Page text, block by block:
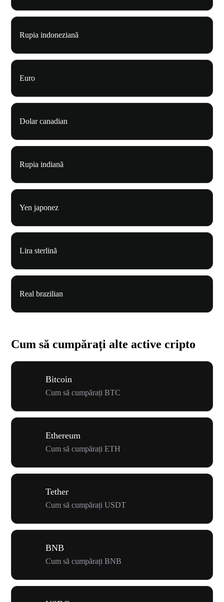
Rupia indoneziană
Euro
Dolar canadian
Rupia indiană
Yen japonez
Lira sterlină
Real brazilian
Cum să cumpărați alte active cripto
Bitcoin
Cum să cumpărați BTC
Ethereum
Cum să cumpărați ETH
Tether
Cum să cumpărați USDT
BNB
Cum să cumpărați BNB